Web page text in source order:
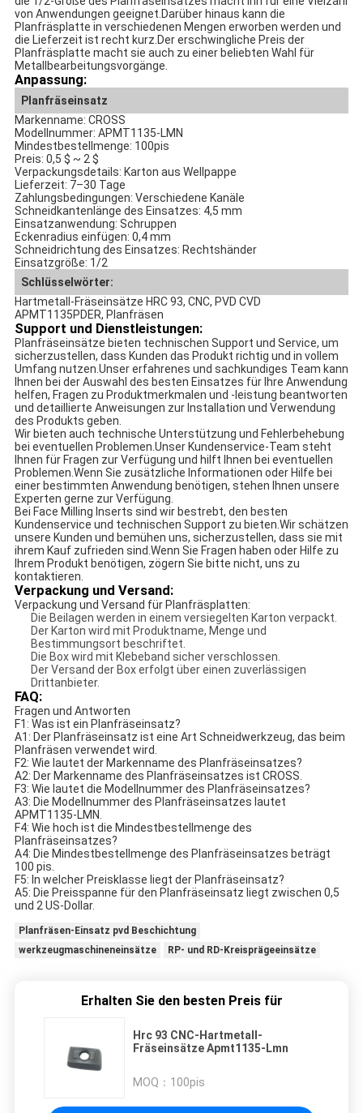
von Anwendungen geeignet.Darüber hinaus kann die
Planfräsplatte in verschiedenen Mengen erworben werden und
die Lieferzeit ist recht kurz.Der erschwingliche Preis der
Planfräsplatte macht sie auch zu einer beliebten Wahl für
Metallbearbeitungsvorgänge.
Anpassung:
Planfräseinsatz
Markenname: CROSS
Modellnummer: APMT1135-LMN
Mindestbestellmenge: 100pis
Preis: 0,5 $ ~ 2 $
Verpackungsdetails: Karton aus Wellpappe
Lieferzeit: 7–30 Tage
Zahlungsbedingungen: Verschiedene Kanäle
Schneidkantenlänge des Einsatzes: 4,5 mm
Einsatzanwendung: Schruppen
Eckenradius einfügen: 0,4 mm
Schneidrichtung des Einsatzes: Rechtshänder
Einsatzgröße: 1/2
Schlüsselwörter:
Hartmetall-Fräseinsätze HRC 93, CNC, PVD CVD
APMT1135PDER, Planfräsen
Support und Dienstleistungen:
Planfräseinsätze bieten technischen Support und Service, um
sicherzustellen, dass Kunden das Produkt richtig und in vollem
Umfang nutzen.Unser erfahrenes und sachkundiges Team kann
Ihnen bei der Auswahl des besten Einsatzes für Ihre Anwendung
helfen, Fragen zu Produktmerkmalen und -leistung beantworten
und detaillierte Anweisungen zur Installation und Verwendung
des Produkts geben.
Wir bieten auch technische Unterstützung und Fehlerbehebung
bei eventuellen Problemen.Unser Kundenservice-Team steht
Ihnen für Fragen zur Verfügung und hilft Ihnen bei eventuellen
Problemen.Wenn Sie zusätzliche Informationen oder Hilfe bei
einer bestimmten Anwendung benötigen, stehen Ihnen unsere
Experten gerne zur Verfügung.
Bei Face Milling Inserts sind wir bestrebt, den besten
Kundenservice und technischen Support zu bieten.Wir schätzen
unsere Kunden und bemühen uns, sicherzustellen, dass sie mit
ihrem Kauf zufrieden sind.Wenn Sie Fragen haben oder Hilfe zu
Ihrem Produkt benötigen, zögern Sie bitte nicht, uns zu
kontaktieren.
Verpackung und Versand:
Verpackung und Versand für Planfräsplatten:
Die Beilagen werden in einem versiegelten Karton verpackt.
Der Karton wird mit Produktname, Menge und
Bestimmungsort beschriftet.
Die Box wird mit Klebeband sicher verschlossen.
Der Versand der Box erfolgt über einen zuverlässigen
Drittanbieter.
FAQ:
Fragen und Antworten
F1: Was ist ein Planfräseinsatz?
A1: Der Planfräseinsatz ist eine Art Schneidwerkzeug, das beim
Planfräsen verwendet wird.
F2: Wie lautet der Markenname des Planfräseinsatzes?
A2: Der Markenname des Planfräseinsatzes ist CROSS.
F3: Wie lautet die Modellnummer des Planfräseinsatzes?
A3: Die Modellnummer des Planfräseinsatzes lautet
APMT1135-LMN.
F4: Wie hoch ist die Mindestbestellmenge des
Planfräseinsatzes?
A4: Die Mindestbestellmenge des Planfräseinsatzes beträgt
100 pis.
F5: In welcher Preisklasse liegt der Planfräseinsatz?
A5: Die Preisspanne für den Planfräseinsatz liegt zwischen 0,5
und 2 US-Dollar.
Planfräsen-Einsatz pvd Beschichtung
werkzeugmaschineneinsätze
RP- und RD-Kreisprägeeinsätze
Erhalten Sie den besten Preis für
Hrc 93 CNC-Hartmetall-
Fräseinsätze Apmt1135-Lmn
MOQ： 100pis